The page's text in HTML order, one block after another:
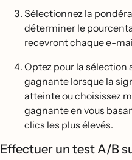
Sélectionnez la
déterminer le
recevront chaque e-
Optez pour la sélection
gagnante lorsque la
atteinte ou choisissez
gagnante en vous
clics les plus élevés.
Effectuer un test A/B